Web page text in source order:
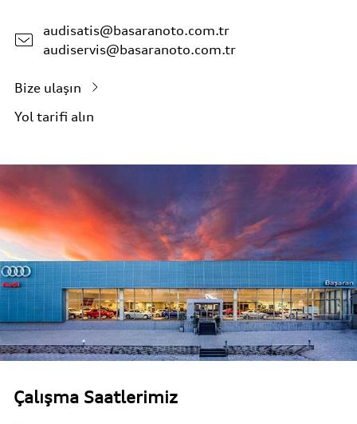
audisatis@basaranoto.com.tr
audiservis@basaranoto.com.tr
Bize ulaşın
Yol tarifi alın
Çalışma Saatlerimiz